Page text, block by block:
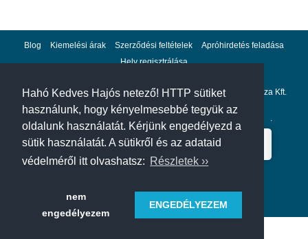
Hahó Kedves Hajós netező! HTTP sütiket
használunk, hogy kényelmesebbé tegyük az
oldalunk használatát. Kérjünk engedélyezd a
sütik használatát. A sütikről és az adataid
védelméről itt olvashatsz: Részletek ››
nem
engedélyezem
ENGEDÉLYEZEM
Blog Kiemelési árak Szerződési feltételek
Apróhirdetés feladása
Hely regisztrálása
Adatvédelem Impresszum A hahohajo.hu kiadója a GlobalPlaza Kft.
A hahohajo.hu online bankkártyás fizetési partnere az .